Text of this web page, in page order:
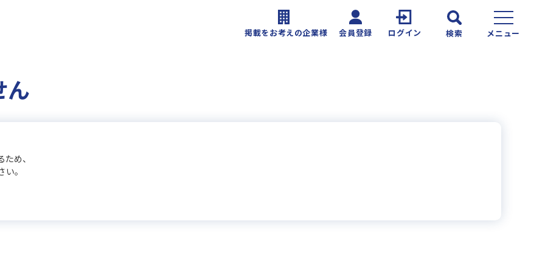
掲載をお考えの企業様 会員登録 ログイン 検索 メニュー
ん
め、
。